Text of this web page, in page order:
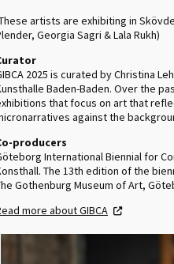
artists are exhibiting in
Georgia Sagri & Lala Rukh)
2025 is curated by Christina
Baden-Baden. Over the
that focus on art that
against the
producers
International Biennial for
The 13th edition of the
Gothenburg Museum of Art,
more about GIBCA